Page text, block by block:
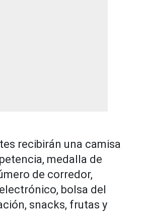
recibirán una camisa
medalla de
de corredor,
bolsa del
snacks, frutas y